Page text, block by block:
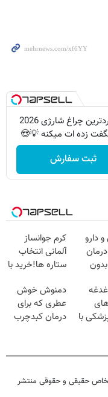
پرکاربردترین چراغ شارژی 2026
زده ات میکنه 💡😍
ثبت سفارش
دارو
بدون
کرم جوانساز
آلمانی انتخاب
ستاره ها!خرید با
با
دمنوش خوش
عطری که برای
درمان کبدچرب
حقیقی و حقوقی منتشر